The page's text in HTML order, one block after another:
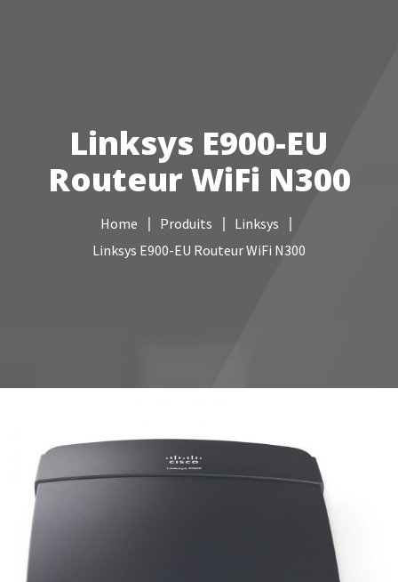
Câblage réseau
NAS
Vidéo surveillance
Linksys E900-EU
Routeur WiFi N300
Home Produits
Linksys
Linksys E900-EU Routeur WiFi N300